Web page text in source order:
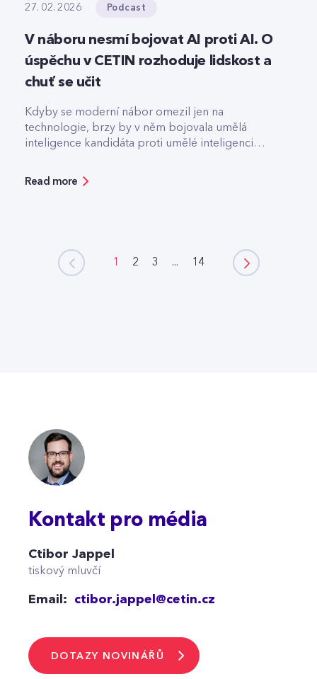
27. 02. 2026 Podcast
V náboru nesmí bojovat AI proti AI. O
úspěchu v CETIN rozhoduje lidskost a
chuť se učit
Kdyby se moderní nábor omezil jen na
technologie, brzy by v něm bojovala umělá
inteligence kandidáta proti umělé inteligenci
Read more
1 2 3 ... 14
Kontakt pro média
Ctibor Jappel
tiskový mluvčí
Email: ctibor.jappel@cetin.cz
DOTAZY NOVINÁŘŮ